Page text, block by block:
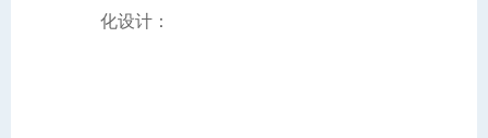
化设计：